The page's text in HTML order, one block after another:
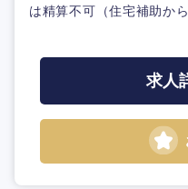
は精算不可（住宅補助か
求人